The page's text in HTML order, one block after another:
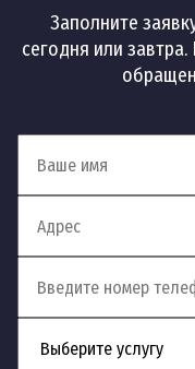
Заполните
сегодня или